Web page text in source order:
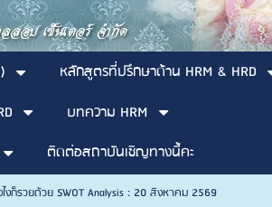
หลักสูตรที่ปรึกษาด้าน HRM & HRD
บทความ HRM
ติดต่อสถาบันเชิญทางนี้คะ
งก็รวยด้วย SWOT Analysis : 20 สิงหาคม 2569